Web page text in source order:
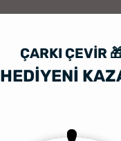
ÇARKI ÇEVIR
HEDİYENİ